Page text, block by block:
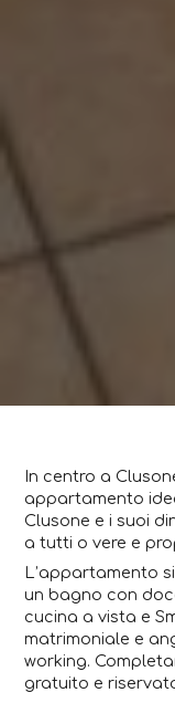
In centro a
appartamento
Clusone e i suoi
a tutti o vere e
L’appartamento
un bagno con
cucina a vista e
matrimoniale e
working.
gratuito e